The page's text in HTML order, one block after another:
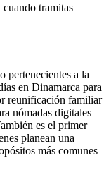
tramitas
pertenecientes a la
en Dinamarca para
reunificación familiar
nómadas digitales
es el primer
planean una
más comunes